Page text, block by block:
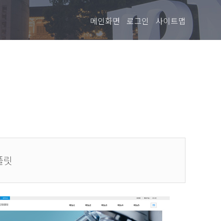
메인화면 로그인 사이트맵